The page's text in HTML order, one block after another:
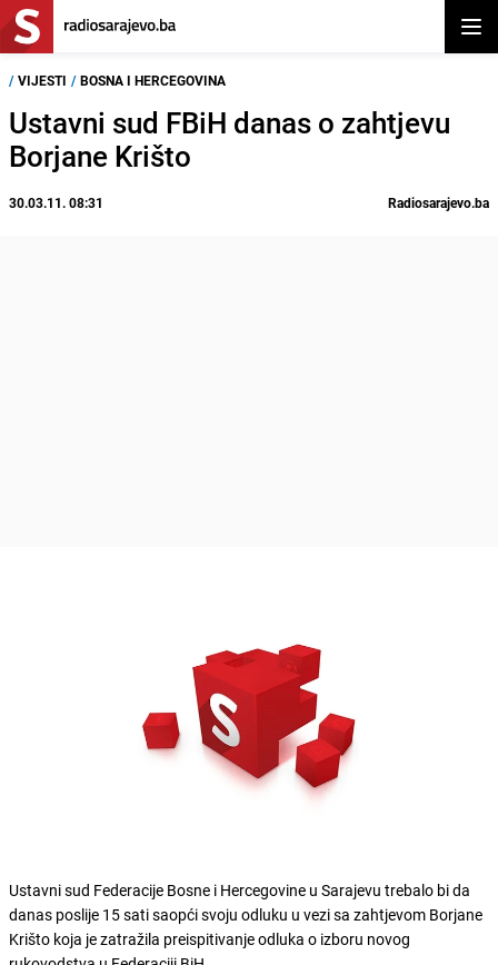
/ VIJESTI / BOSNA I HERCEGOVINA
Ustavni sud FBiH danas o zahtjevu
Borjane Krišto
30.03.11. 08:31 Radiosarajevo.ba
Ustavni sud Federacije Bosne i Hercegovine u Sarajevu trebalo bi da
danas poslije 15 sati saopći svoju odluku u vezi sa zahtjevom Borjane
Krišto koja je zatražila preispitivanje odluka o izboru novog